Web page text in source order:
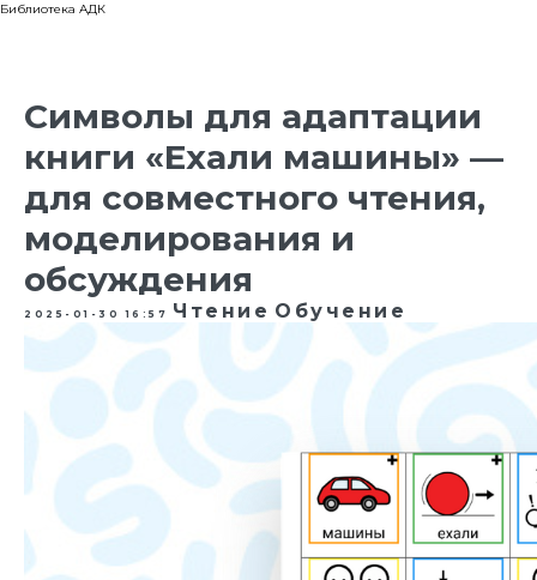
Библиотека АДК
Символы для адаптации
книги «Ехали машины» —
для совместного чтения,
моделирования и
обсуждения
2025-01-30 16:57 Чтение Обучение